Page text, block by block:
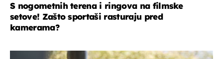
S nogometnih terena i ringova na filmske
setove! Zašto sportaši rasturaju pred
kamerama?